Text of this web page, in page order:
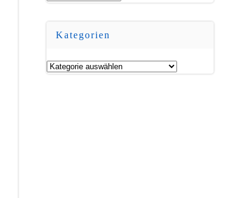
Kategorien
Kategorien